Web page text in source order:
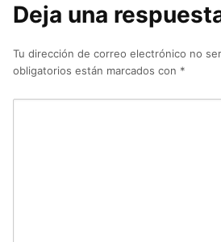
Deja una
Tu dirección de correo electrónico no
obligatorios están marcados con *